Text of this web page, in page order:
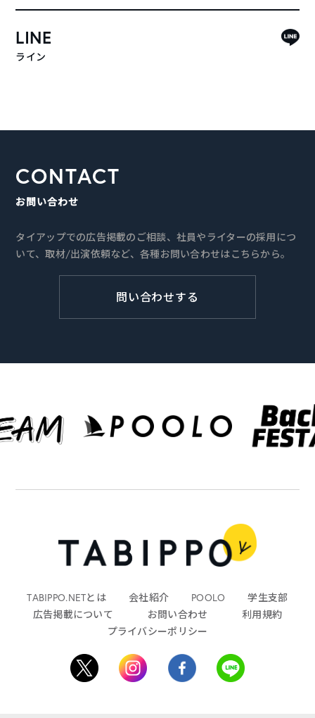
LINE
ライン
CONTACT
お問い合わせ
タイアップでの広告掲載のご相談、社員やライターの採用につ
いて、取材/出演依頼など、各種お問い合わせはこちらから。
問い合わせする
TABIPPO.NETとは 会社紹介 POOLO
学生支部
広告掲載について
お問い合わせ
利用規約
プライバシーポリシー